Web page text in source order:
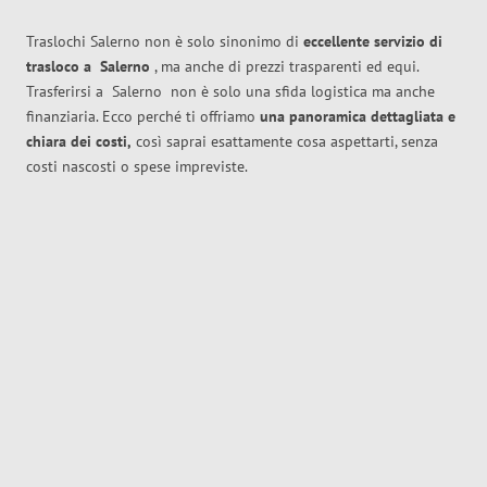
Traslochi Salerno non è solo sinonimo di eccellente servizio di
trasloco a Salerno , ma anche di prezzi trasparenti ed equi.
Trasferirsi a Salerno non è solo una sfida logistica ma anche
finanziaria. Ecco perché ti offriamo una panoramica dettagliata e
chiara dei costi, così saprai esattamente cosa aspettarti, senza
costi nascosti o spese impreviste.